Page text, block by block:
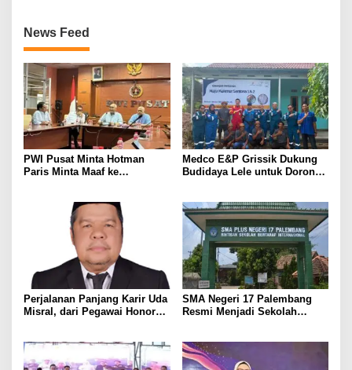
News Feed
PWI Pusat Minta Hotman
Paris Minta Maaf ke
Medco E&P Grissik Dukung
Budidaya Lele untuk Dorong
Perjalanan Panjang Karir Uda
Misral, dari Pegawai Honorer
Eselon III
SMA Negeri 17 Palembang
Resmi Menjadi Sekolah